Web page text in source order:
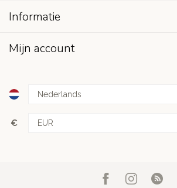
Informatie
Mijn account
€